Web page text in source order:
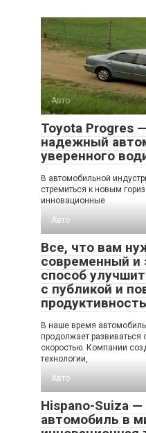
Авто
Toyota Progres
надежный
уверенного
В автомобильной
стремиться к новым
инновационные
Авто
Все, что вам
современный и
способ
с публикой и
В наше время
продолжает развиваться
скоростью. Компании
технологии,
Авто
Hispano-Suiza
автомобиль в